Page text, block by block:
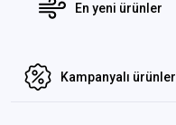
En yeni ürünler
Kampanyalı ürünler